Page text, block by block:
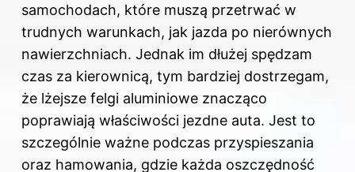
samochodach, które muszą przetrwać w
trudnych warunkach, jak jazda po nierównych
nawierzchniach. Jednak im dłużej spędzam
czas za kierownicą, tym bardziej dostrzegam,
że lżejsze felgi aluminiowe znacząco
poprawiają właściwości jezdne auta. Jest to
szczególnie ważne podczas przyspieszania
oraz hamowania, gdzie każda oszczędność